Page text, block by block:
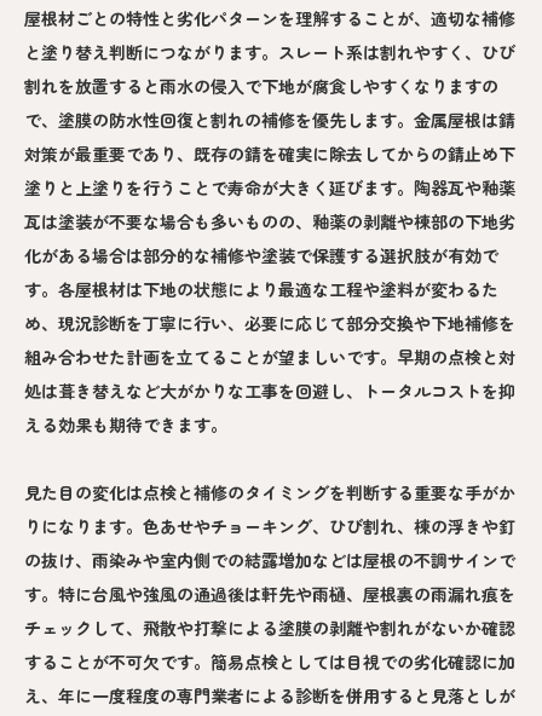
屋根材ごとの特性と劣化パターンを理解することが、適切な補修
と塗り替え判断につながります。スレート系は割れやすく、ひび
割れを放置すると雨水の侵入で下地が腐食しやすくなりますの
で、塗膜の防水性回復と割れの補修を優先します。金属屋根は錆
対策が最重要であり、既存の錆を確実に除去してからの錆止め下
塗りと上塗りを行うことで寿命が大きく延びます。陶器瓦や釉薬
瓦は塗装が不要な場合も多いものの、釉薬の剥離や棟部の下地劣
化がある場合は部分的な補修や塗装で保護する選択肢が有効で
す。各屋根材は下地の状態により最適な工程や塗料が変わるた
め、現況診断を丁寧に行い、必要に応じて部分交換や下地補修を
組み合わせた計画を立てることが望ましいです。早期の点検と対
処は葺き替えなど大がかりな工事を回避し、トータルコストを抑
える効果も期待できます。
見た目の変化は点検と補修のタイミングを判断する重要な手がか
りになります。色あせやチョーキング、ひび割れ、棟の浮きや釘
の抜け、雨染みや室内側での結露増加などは屋根の不調サインで
す。特に台風や強風の通過後は軒先や雨樋、屋根裏の雨漏れ痕を
チェックして、飛散や打撃による塗膜の剥離や割れがないか確認
することが不可欠です。簡易点検としては目視での劣化確認に加
え、年に一度程度の専門業者による診断を併用すると見落としが